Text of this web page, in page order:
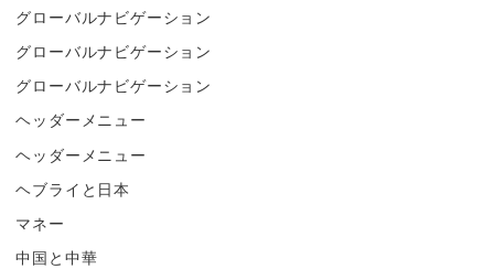
グローバルナビゲーション
グローバルナビゲーション
グローバルナビゲーション
ヘッダーメニュー
ヘッダーメニュー
ヘブライと日本
マネー
中国と中華